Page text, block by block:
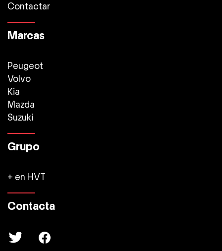
Contactar
Marcas
Peugeot
Volvo
Kia
Mazda
Suzuki
Grupo
+ en HVT
Contacta